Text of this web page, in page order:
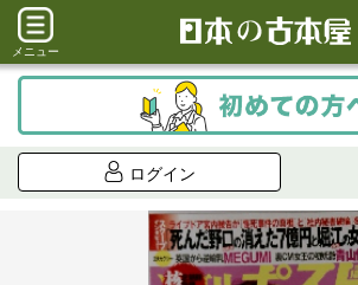
メニュー
ログイン